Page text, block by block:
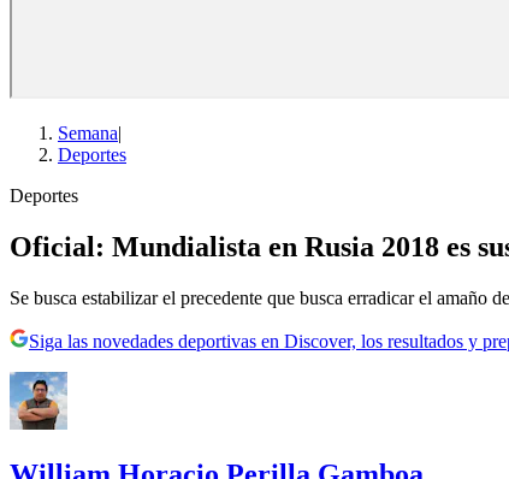
Semana|
Deportes
Deportes
Oficial: Mundialista en Rusia 2018 es
Se busca estabilizar el precedente que busca erradicar el amaño
Siga las novedades deportivas en Discover, los resultados y